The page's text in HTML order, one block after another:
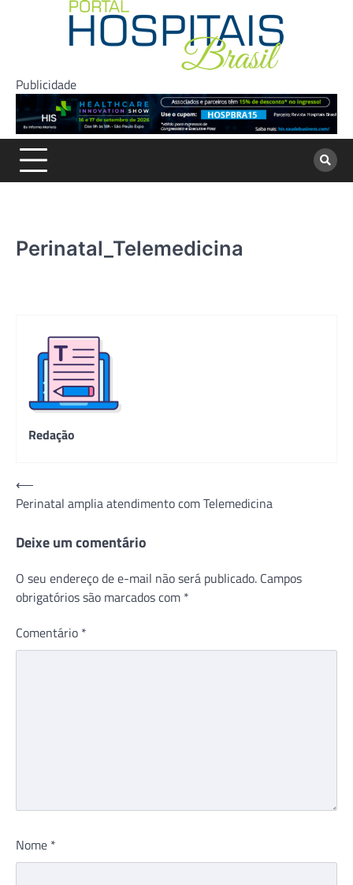
Publicidade
Perinatal_Telemedicina
Redação
Navegação
de
Post
⟵
Perinatal amplia atendimento com Telemedicina
Deixe um comentário
O seu endereço de e-mail não será publicado. Campos
obrigatórios são marcados com *
Comentário *
Nome *